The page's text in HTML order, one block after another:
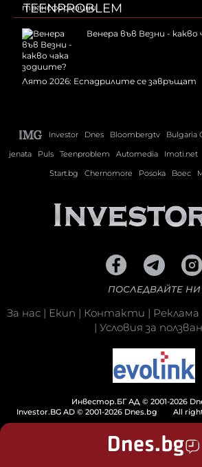
TEENPROBLEM
Венера във Везни - какво
Лято 2026: Еспадрилите се завръщат
Investor Dnes Bloombergtv Bulgaria
jenata
Puls Teenproblem Automedia Imoti.net
Start.bg
Chernomore Posoka Boec
ПОСЛЕДВАЙТЕ НИ
За нас | Екип | Контакти | Реклама
| Условия за
Инвестор.БГ АД © 2001-2026
Investor.BG AD © 2001-2026 Dnes.bg
All